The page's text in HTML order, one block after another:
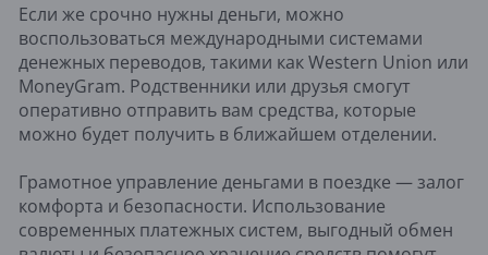
Если же срочно нужны деньги, можно
воспользоваться международными системами
денежных переводов, такими как Western Union или
MoneyGram. Родственники или друзья смогут
оперативно отправить вам средства, которые
можно будет получить в ближайшем отделении.
Грамотное управление деньгами в поездке — залог
комфорта и безопасности. Использование
современных платежных систем, выгодный обмен